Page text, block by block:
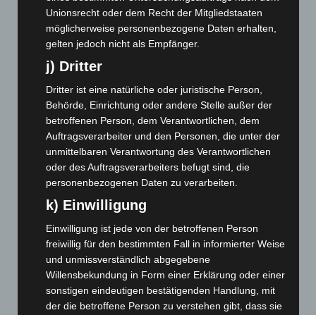
Dezember 2024(89)
November 2024(94)
Oktober 2024(93)
September 2024
August 2024(107)
Juli 2024
(89)
Juni 2024(107)
Mai 2024(149)
(102)
März 2024(103)
Januar 2024(111)
Dezember 2023(130)
November 2023(130)
Oktober 2023(114)
Unionsrecht oder dem Recht der Mitgliedstaaten
möglicherweise personenbezogene Daten erhalten,
gelten jedoch nicht als Empfänger.
j) Dritter
Dritter ist eine natürliche oder juristische Person,
Behörde, Einrichtung oder andere Stelle außer der
betroffenen Person, dem Verantwortlichen, dem
Auftragsverarbeiter und den Personen, die unter der
unmittelbaren Verantwortung des Verantwortlichen
oder des Auftragsverarbeiters befugt sind, die
personenbezogenen Daten zu verarbeiten.
k) Einwilligung
Einwilligung ist jede von der betroffenen Person
freiwillig für den bestimmten Fall in informierter Weise
und unmissverständlich abgegebene
Willensbekundung in Form einer Erklärung oder einer
sonstigen eindeutigen bestätigenden Handlung, mit
der die betroffene Person zu verstehen gibt, dass sie